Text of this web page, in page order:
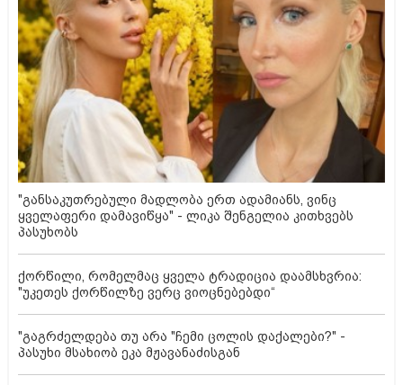
"განსაკუთრებული მადლობა ერთ ადამიანს, ვინც
ყველაფერი დამავიწყა" - ლიკა შენგელია კითხვებს
პასუხობს
ქორწილი, რომელმაც ყველა ტრადიცია დაამსხვრია:
"უკეთეს ქორწილზე ვერც ვიოცნებებდი“
"გაგრძელდება თუ არა "ჩემი ცოლის დაქალები?" -
პასუხი მსახიობ ეკა მჟავანაძისგან